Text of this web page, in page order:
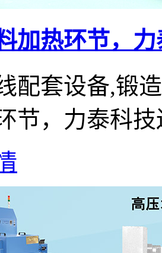
加热环节，
配套设备,锻
节，力泰科